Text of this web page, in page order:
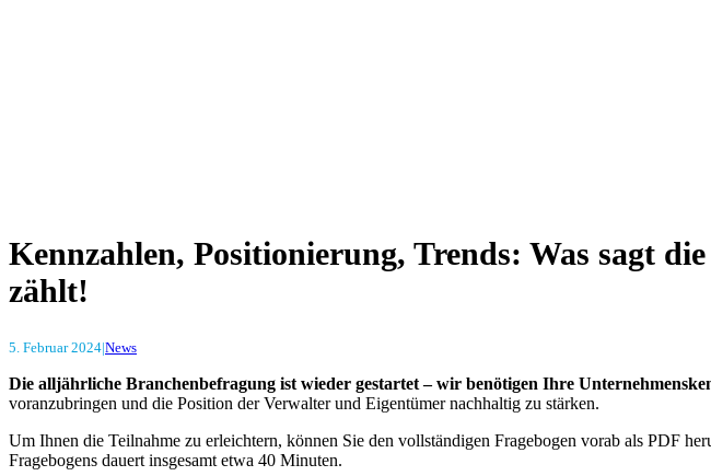
Kennzahlen, Positionierung, Trends: Was sagt
zählt!
5. Februar 2024|News
Die alljährliche Branchenbefragung ist wieder gestartet – wir benötigen Ihre
voranzubringen und die Position der Verwalter und Eigentümer nachhaltig zu stärken.
Um Ihnen die Teilnahme zu erleichtern, können Sie den vollständigen Fragebogen vorab als PDF
Fragebogens dauert insgesamt etwa 40 Minuten.